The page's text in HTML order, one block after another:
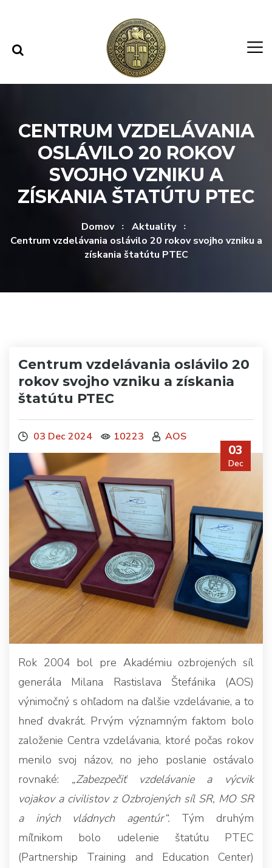
CENTRUM VZDELÁVANIA
OSLÁVILO 20 ROKOV
SVOJHO VZNIKU A
ZÍSKANIA ŠTATÚTU PTEC
Domov
Aktuality
Centrum vzdelávania oslávilo 20 rokov svojho vzniku a
získania štatútu PTEC
Centrum vzdelávania oslávilo 20
rokov svojho vzniku a získania
štatútu PTEC
03 Dec 2024 10223 AOS
03
Dec
Rok 2004 bol pre Akadémiu ozbrojených síl
generála Milana Rastislava Štefánika (AOS)
výnimočný s ohľadom na ďalšie vzdelávanie, a to
hneď dvakrát. Prvým významným faktom bolo
založenie Centra vzdelávania, ktoré počas rokov
menilo svoj názov, no jeho poslanie ostávalo
rovnaké: „Zabezpečiť vzdelávanie a výcvik
vojakov a civilistov z Ozbrojených síl SR, MO SR
a iných vládnych agentúr“. Tým druhým
míľnikom bolo udelenie štatútu PTEC
(Partnership Training and Education Center)